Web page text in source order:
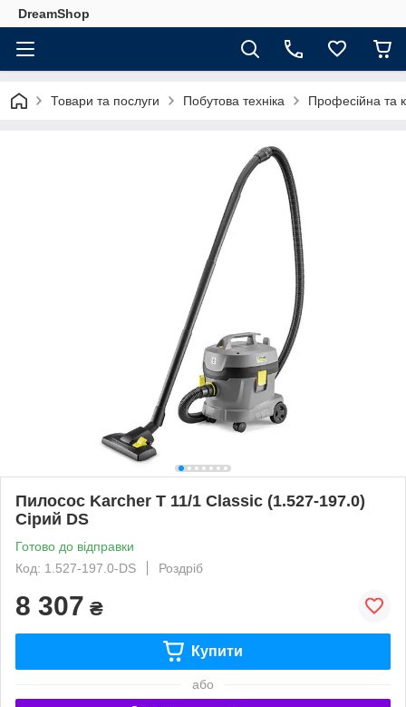
DreamShop
Товари та послуги Побутова техніка Професійна та
Пилосос Karcher T 11/1 Classic (1.527-197.0)
Сірий DS
Готово до відправки
Код: 1.527-197.0-DS
Роздріб
8 307 ₴
Купити
або